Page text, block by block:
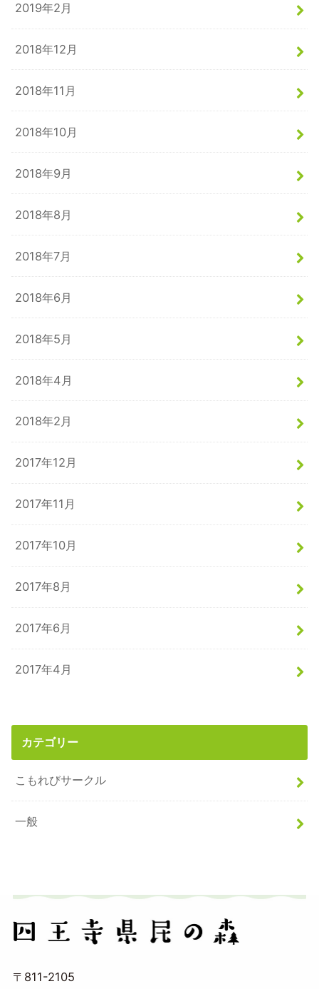
2019年2月
2018年12月
2018年11月
2018年10月
2018年9月
2018年8月
2018年7月
2018年6月
2018年5月
2018年4月
2018年2月
2017年12月
2017年11月
2017年10月
2017年8月
2017年6月
2017年4月
カテゴリー
こもれびサークル
一般
〒811-2105